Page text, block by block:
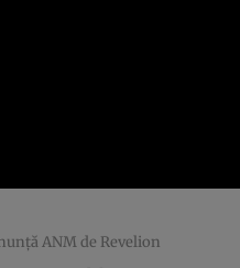
ANM de Revelion